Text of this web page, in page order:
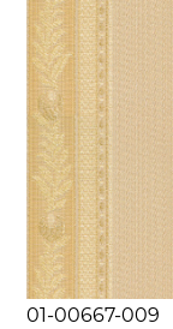
01-00667-009